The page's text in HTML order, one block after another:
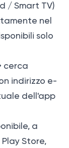
/ Smart TV)
nel
solo
cerca
indirizzo e-
dell'app
a
Store,